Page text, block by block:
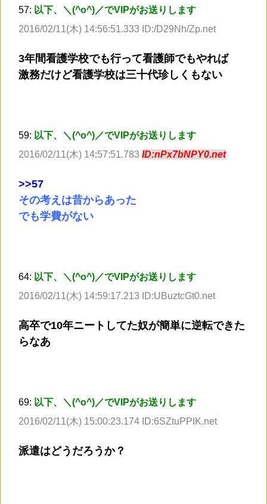
57: 以下、＼(^o^)／でVIPがお送りします
2016/02/11(木) 14:56:51.333 ID:/D29Nh/Zp.net
3年間看護学校でも行って看護師でもやれば
激務だけど看護学校は三十代珍しくもない
59: 以下、＼(^o^)／でVIPがお送りします
2016/02/11(木) 14:57:51.783 ID:nPx7bNPY0.net
>>57
その考えは昔からあった
でも学費がない
64: 以下、＼(^o^)／でVIPがお送りします
2016/02/11(木) 14:59:17.213 ID:UBuztcGt0.net
高卒で10年ニートしてた奴が簡単に逆転できた
らなあ
69: 以下、＼(^o^)／でVIPがお送りします
2016/02/11(木) 15:00:23.174 ID:6SZtuPPIK.net
派遣はどうだろうか？